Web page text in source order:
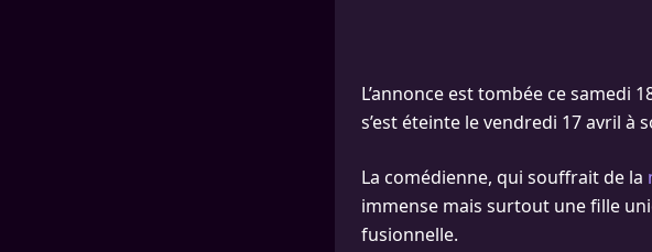
L’annonce est tombée ce samedi
s’est éteinte le vendredi 17 avril à
La comédienne, qui souffrait de la
immense mais surtout une fille
fusionnelle.